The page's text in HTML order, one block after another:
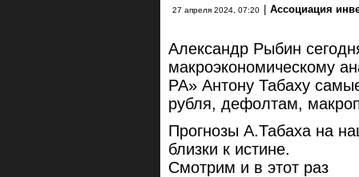
27 апреля 2024, 07:20 | Ассоциация
Александр Рыбин
макроэкономическому
РА» Антону Табаху
рубля, дефолтам,
Прогнозы А.Табаха на
близки к истине.
Смотрим и в этот раз